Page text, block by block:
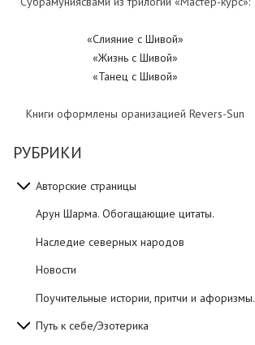
«Слияние с Шивой»
«Жизнь с Шивой»
«Танец с Шивой»
Книги оформлены оранизацией Revers-Sun
РУБРИКИ
Авторские страницы
Арун Шарма. Обогащающие цитаты.
Наследие северных народов
Новости
Поучительные истории, притчи и афоризмы.
Путь к себе/Эзотерика